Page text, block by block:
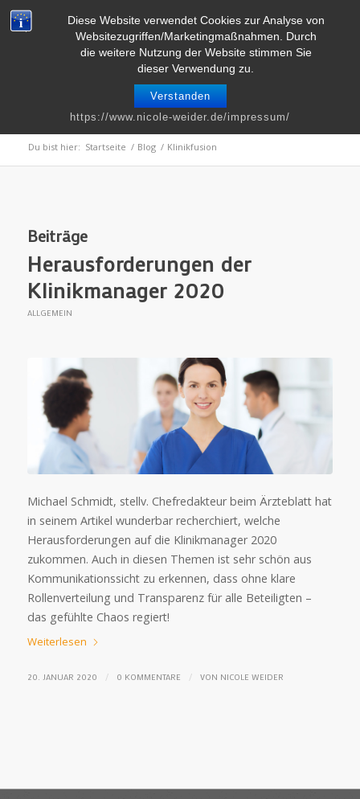
Diese Website verwendet Cookies zur Analyse von
Websitezugriffen/Marketingmaßnahmen. Durch
die weitere Nutzung der Website stimmen Sie
dieser Verwendung zu.
Verstanden
https://www.nicole-weider.de/impressum/
Schlagwortarchiv für: Klinikfusion
Du bist hier: Startseite / Blog / Klinikfusion
Beiträge
Herausforderungen der
Klinikmanager 2020
ALLGEMEIN
Michael Schmidt, stellv. Chefredakteur beim Ärzteblatt hat
in seinem Artikel wunderbar recherchiert, welche
Herausforderungen auf die Klinikmanager 2020
zukommen. Auch in diesen Themen ist sehr schön aus
Kommunikationssicht zu erkennen, dass ohne klare
Rollenverteilung und Transparenz für alle Beteiligten –
das gefühlte Chaos regiert!
Weiterlesen
20. JANUAR 2020 / 0 KOMMENTARE / VON NICOLE WEIDER